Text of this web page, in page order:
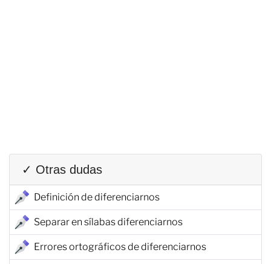
✓ Otras dudas
Definición de diferenciarnos
Separar en sílabas diferenciarnos
Errores ortográficos de diferenciarnos